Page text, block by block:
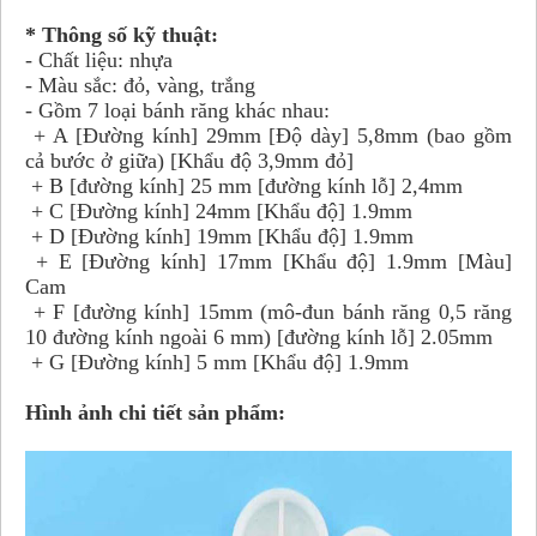
* Thông số kỹ thuật:
- Chất liệu: nhựa
- Màu sắc: đỏ, vàng, trắng
- Gồm 7 loại bánh răng khác nhau:
+ A [Đường kính] 29mm [Độ dày] 5,8mm (bao gồm
cả bước ở giữa) [Khẩu độ 3,9mm đỏ]
+ B [đường kính] 25 mm [đường kính lỗ] 2,4mm
+ C [Đường kính] 24mm [Khẩu độ] 1.9mm
+ D [Đường kính] 19mm [Khẩu độ] 1.9mm
+ E [Đường kính] 17mm [Khẩu độ] 1.9mm [Màu]
Cam
+ F [đường kính] 15mm (mô-đun bánh răng 0,5 răng
10 đường kính ngoài 6 mm) [đường kính lỗ] 2.05mm
+ G [Đường kính] 5 mm [Khẩu độ] 1.9mm
Hình ảnh chi tiết sản phẩm: